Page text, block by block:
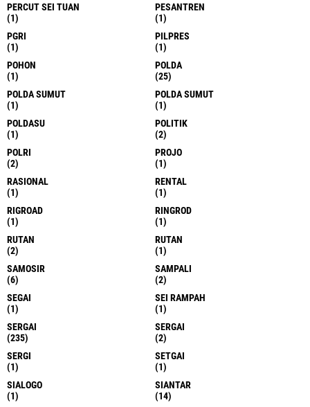
PERCUT SEI TUAN
(1)
PESANTREN
(1)
PGRI
(1)
PILPRES
(1)
POHON
(1)
POLDA
(25)
POLDA SUMUT
(1)
POLDA SUMUT
(1)
POLDASU
(1)
POLITIK
(2)
POLRI
(2)
PROJO
(1)
RASIONAL
(1)
RENTAL
(1)
RIGROAD
(1)
RINGROD
(1)
RUTAN
(2)
RUTAN
(1)
SAMOSIR
(6)
SAMPALI
(2)
SEGAI
(1)
SEI RAMPAH
(1)
SERGAI
(235)
SERGAI
(2)
SERGI
(1)
SETGAI
(1)
SIALOGO
(1)
SIANTAR
(14)